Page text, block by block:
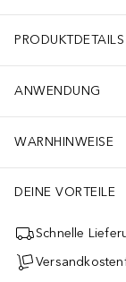
PRODUKTDETAILS
ANWENDUNG
WARNHINWEISE
DEINE VORTEILE
Schnelle